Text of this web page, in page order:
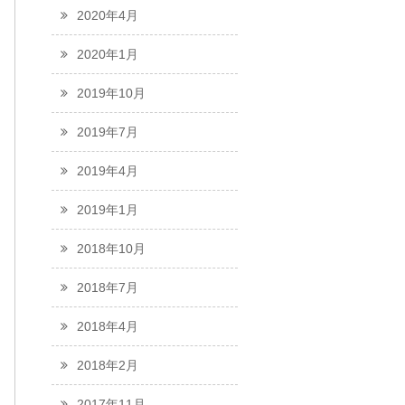
2020年4月
2020年1月
2019年10月
2019年7月
2019年4月
2019年1月
2018年10月
2018年7月
2018年4月
2018年2月